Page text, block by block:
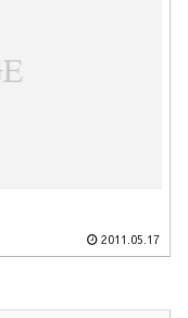
2011.05.17